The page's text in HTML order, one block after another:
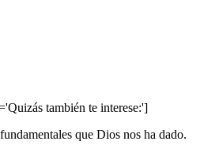
también te interese:']
que Dios nos ha dado.